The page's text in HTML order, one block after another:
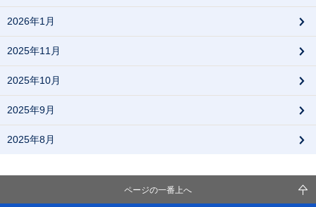
2026年1月
2025年11月
2025年10月
2025年9月
2025年8月
ページの一番上へ